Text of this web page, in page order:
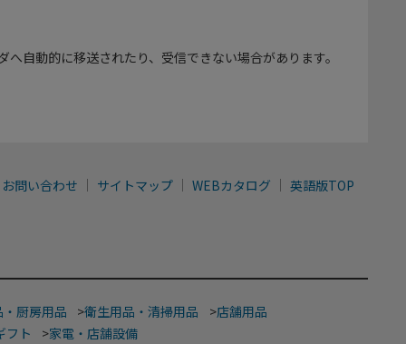
自動的に移送されたり、受信できない場合があります。
お問い合わせ サイトマップ WEBカタログ 英語版TOP
厨房用品 >衛生用品・清掃用品 >店舗用品
フト
>家電・店舗設備